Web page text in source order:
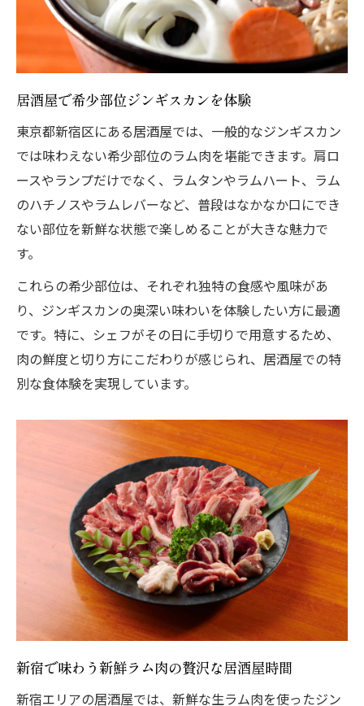
新宿の居酒屋が提案する本格ラム肉体験
居酒屋ならではのジンギスカン食べ比べを
満喫
ジンギスカンと居酒屋の相性が抜群な新宿
焼肉に飽きた方へ贈るラム肉居酒屋の新提案
焼肉に飽きた方へ居酒屋ジンギスカンの魅
力
ラム肉の新提案を居酒屋で楽しむコツ
焼肉とは違う居酒屋ジンギスカンの世界
居酒屋で体験するヘルシーなラム肉提案
生ラムの旨味を引き立てる充実の一品料理たち
居酒屋で味わう生ラムの一品料理の魅力
生ラム肉の旨味が光る居酒屋の逸品料理
ジンギスカンと居酒屋の一品料理で満足感
新鮮生ラムを使った居酒屋料理で贅沢時間
ラム肉の美味しさを引き出す居酒屋の工夫
宴会や飲み会にぴったりなジンギスカンの楽し
み方
居酒屋ジンギスカンで盛り上がる宴会プラ
ン
飲み会に最適な居酒屋ジンギスカンの楽し
居酒屋ならではの宴会に合うジンギスカン
居酒屋で希少部位ジンギスカンを体験
東京都新宿区にある居酒屋では、一般的なジンギスカン
では味わえない希少部位のラム肉を堪能できます。肩ロ
ースやランプだけでなく、ラムタンやラムハート、ラム
のハチノスやラムレバーなど、普段はなかなか口にでき
ない部位を新鮮な状態で楽しめることが大きな魅力で
す。
これらの希少部位は、それぞれ独特の食感や風味があ
り、ジンギスカンの奥深い味わいを体験したい方に最適
です。特に、シェフがその日に手切りで用意するため、
肉の鮮度と切り方にこだわりが感じられ、居酒屋での特
別な食体験を実現しています。
新宿で味わう新鮮ラム肉の贅沢な居酒屋時間
新宿エリアの居酒屋では、新鮮な生ラム肉を使ったジン